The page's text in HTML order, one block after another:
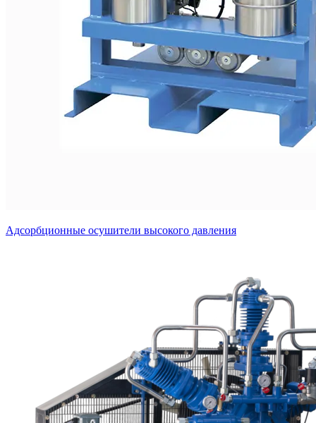
Адсорбционные осушители высокого давления